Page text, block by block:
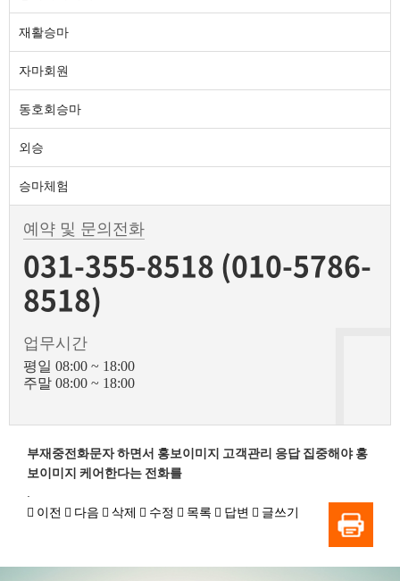
재활승마
자마회원
동호회승마
외승
승마체험
예약 및 문의전화
031-355-8518 (010-5786-
8518)
업무시간
평일 08:00 ~ 18:00
주말 08:00 ~ 18:00
부재중전화문자 하면서 홍보이미지 고객관리 응답 집중해야 홍
보이미지 케어한다는 전화를
이전
다음 삭제 수정 목록 답변 글쓰기